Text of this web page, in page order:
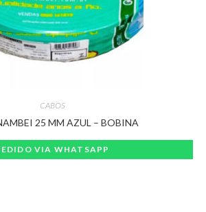
CABOS
25 MM AZUL – BOBINA
VIA WHATSAPP